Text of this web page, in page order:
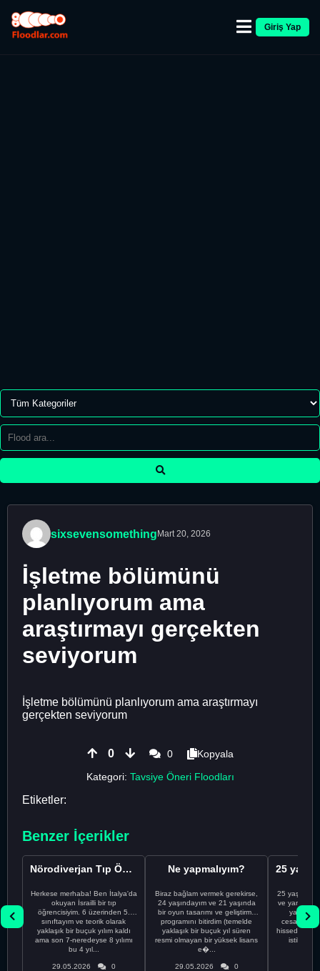
Giriş Yap
sixsevensomething Mart 20, 2026
İşletme bölümünü
planlıyorum ama
araştırmayı gerçekten
seviyorum
İşletme bölümünü planlıyorum ama araştırmayı
gerçekten seviyorum
0 0
Kopyala
Kategori: Tavsiye Öneri Floodları
Etiketler:
Benzer İçerikler
Nörodiverjan Tıp Öğrencisi Yeni Bir Yol Arıyor
Herkese merhaba! Ben İtalya'da
okuyan İsrailli bir tıp
öğrencisiyim. 6 üzerinden 5.
sınıftayım ve teorik olarak
yaklaşık bir buçuk yılım kaldı
ama son 7-neredeyse 8 yılımı
bu 4 yıl...
29.05.2026 0
Ne yapmalıyım?
Biraz bağlam vermek gerekirse,
24 yaşındayım ve 21 yaşında
bir oyun tasarımı ve geliştirme
programını bitirdim (temelde
yaklaşık bir buçuk yıl süren
resmi olmayan bir yüksek lisans
e�...
29.05.2026 0
25
ve yanlış
cesaretimin